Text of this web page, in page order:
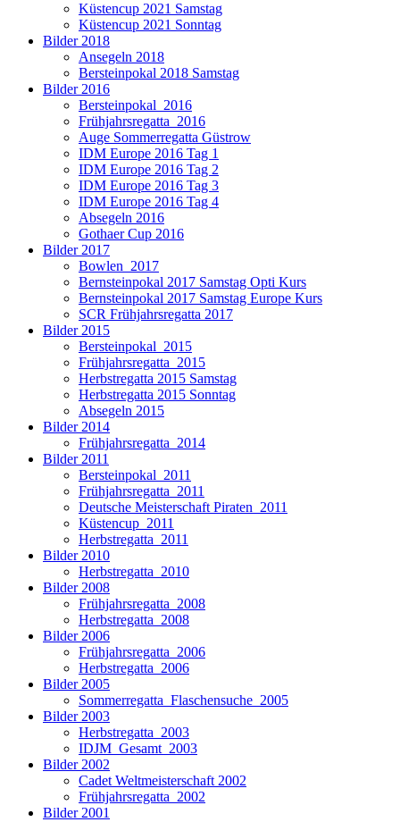
Küstencup 2021 Samstag
Küstencup 2021 Sonntag
Bilder 2018
Ansegeln 2018
Bersteinpokal 2018 Samstag
Bilder 2016
Bersteinpokal_2016
Frühjahrsregatta_2016
Auge Sommerregatta Güstrow
IDM Europe 2016 Tag 1
IDM Europe 2016 Tag 2
IDM Europe 2016 Tag 3
IDM Europe 2016 Tag 4
Absegeln 2016
Gothaer Cup 2016
Bilder 2017
Bowlen_2017
Bernsteinpokal 2017 Samstag Opti Kurs
Bernsteinpokal 2017 Samstag Europe Kurs
SCR Frühjahrsregatta 2017
Bilder 2015
Bersteinpokal_2015
Frühjahrsregatta_2015
Herbstregatta 2015 Samstag
Herbstregatta 2015 Sonntag
Absegeln 2015
Bilder 2014
Frühjahrsregatta_2014
Bilder 2011
Bersteinpokal_2011
Frühjahrsregatta_2011
Deutsche Meisterschaft Piraten_2011
Küstencup_2011
Herbstregatta_2011
Bilder 2010
Herbstregatta_2010
Bilder 2008
Frühjahrsregatta_2008
Herbstregatta_2008
Bilder 2006
Frühjahrsregatta_2006
Herbstregatta_2006
Bilder 2005
Sommerregatta_Flaschensuche_2005
Bilder 2003
Herbstregatta_2003
IDJM_Gesamt_2003
Bilder 2002
Cadet Weltmeisterschaft 2002
Frühjahrsregatta_2002
Bilder 2001